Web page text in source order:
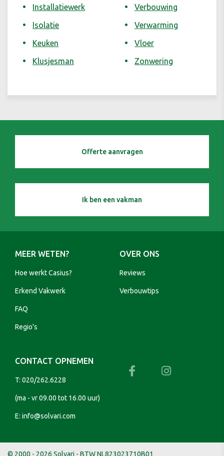
Installatiewerk
Isolatie
Keuken
Klusjesman
Verbouwing
Verwarming
Vloer
Zonwering
Offerte aanvragen
Ik ben een vakman
MEER WETEN?
Hoe werkt Casius?
Erkend Vakwerk
FAQ
Regio's
OVER ONS
Reviews
Verbouwtips
CONTACT OPNEMEN
T: 020/262.6228
(ma - vr 09.00 tot 16.00 uur)
E: info@solvari.com
© 2000 - 2026 Solvari - BTW NL823023710B01